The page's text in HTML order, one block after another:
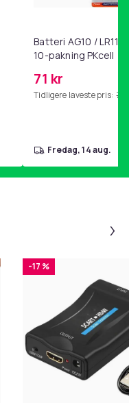
Magetrener, 6-rørs
Batteri AG10 /
10-pakning PKcell
71 kr
Tidligere laveste pris: 76
fredag, 14 aug.
-17 %